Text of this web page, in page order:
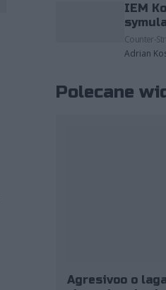
IEM
Counter-
Adrian
Polecane
Agresivoo o